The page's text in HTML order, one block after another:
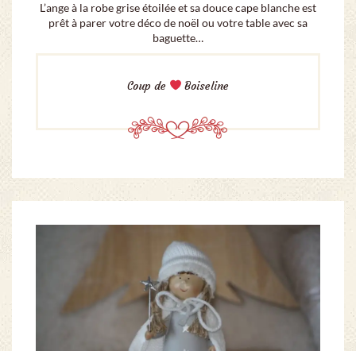
L’ange à la robe grise étoilée et sa douce cape blanche est
prêt à parer votre déco de noël ou votre table avec sa
baguette…
Coup de Boiseline